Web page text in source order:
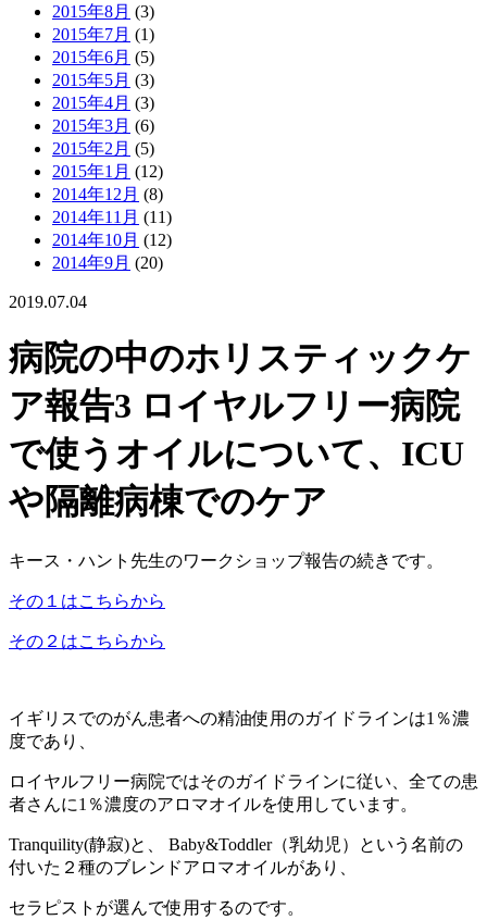
2015年8月 (3)
2015年7月 (1)
2015年6月 (5)
2015年5月 (3)
2015年4月 (3)
2015年3月 (6)
2015年2月 (5)
2015年1月 (12)
2014年12月 (8)
2014年11月 (11)
2014年10月 (12)
2014年9月 (20)
2019.07.04
病院の中のホリスティックケ
ア報告3 ロイヤルフリー病院
で使うオイルについて、ICU
や隔離病棟でのケア
キース・ハント先生のワークショップ報告の続きです。
その１はこちらから
その２はこちらから
イギリスでのがん患者への精油使用のガイドラインは1％濃
度であり、
ロイヤルフリー病院ではそのガイドラインに従い、全ての患
者さんに1％濃度のアロマオイルを使用しています。
Tranquility(静寂)と、 Baby&Toddler（乳幼児）という名前の
付いた２種のブレンドアロマオイルがあり、
セラピストが選んで使用するのです。